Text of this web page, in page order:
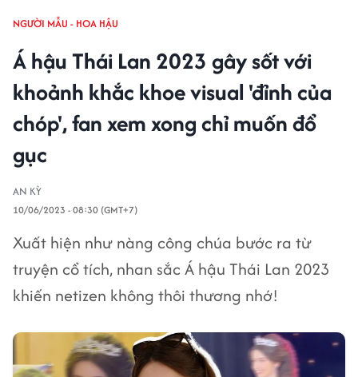
NGƯỜI MẪU - HOA HẬU
Á hậu Thái Lan 2023 gây sốt với
khoảnh khắc khoe visual 'đỉnh của
chóp', fan xem xong chỉ muốn đổ
gục
AN KỲ
10/06/2023 - 08:30 (GMT+7)
Xuất hiện như nàng công chúa bước ra từ
truyện cổ tích, nhan sắc Á hậu Thái Lan 2023
khiến netizen không thôi thương nhớ!